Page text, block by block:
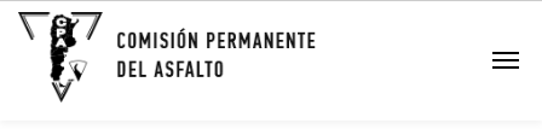
Jornada de Actualización